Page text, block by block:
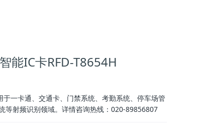
能IC卡RFD-T8654H
于一卡通、交通卡、门禁系统、考勤系统、停车场管
等射频识别领域。详情咨询热线：020-89856807